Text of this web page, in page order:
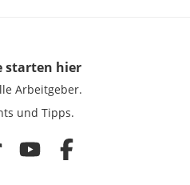
starten hier
Arbeitgeber.
und Tipps.